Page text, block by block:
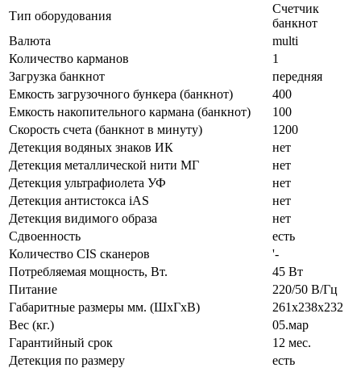
Тип оборудования
Счетчик
банкнот
Валюта
multi
Количество карманов
1
Загрузка банкнот
передняя
Емкость загрузочного бункера (банкнот)
400
Емкость накопительного кармана (банкнот)
100
Скорость счета (банкнот в минуту)
1200
Детекция водяных знаков ИК
нет
Детекция металлической нити МГ
нет
Детекция ультрафиолета УФ
нет
Детекция антистокса iAS
нет
Детекция видимого образа
нет
Сдвоенность
есть
Количество CIS сканеров
'-
Потребляемая мощность, Вт.
45 Вт
Питание
220/50 В/Гц
Габаритные размеры мм. (ШхГхВ)
261х238х232
Вес (кг.)
05.мар
Гарантийный срок
12 мес.
Детекция по размеру
есть